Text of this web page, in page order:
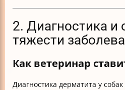
2. Диагностика и
тяжести
Как ветеринар
Диагностика дерматита у